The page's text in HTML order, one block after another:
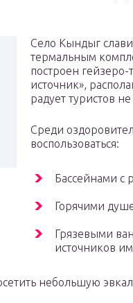
Село Кындыг
термальным
построен
источник»,
радует туристов
Среди
воспользоваться:
Бассейнами с
Горячими
Грязевыми
источников
небольшую